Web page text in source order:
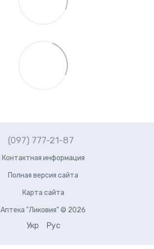
(097) 777-21-87
Контактная информация
Полная версия сайта
Карта сайта
Аптека "Ликовия" © 2026
Укр Рус